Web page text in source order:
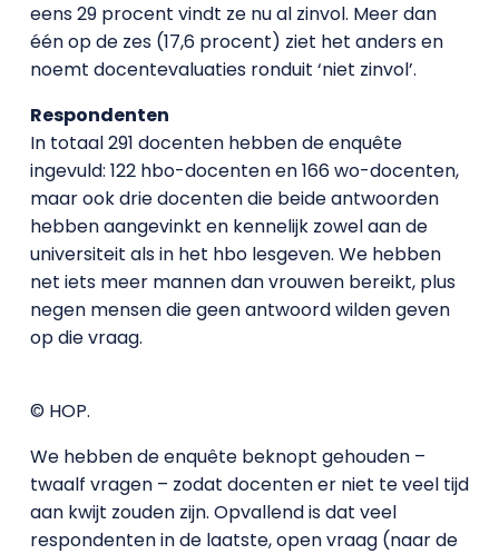
eens 29 procent vindt ze nu al zinvol. Meer dan
één op de zes (17,6 procent) ziet het anders en
noemt docentevaluaties ronduit ‘niet zinvol’.
Respondenten
In totaal 291 docenten hebben de enquête
ingevuld: 122 hbo-docenten en 166 wo-docenten,
maar ook drie docenten die beide antwoorden
hebben aangevinkt en kennelijk zowel aan de
universiteit als in het hbo lesgeven. We hebben
net iets meer mannen dan vrouwen bereikt, plus
negen mensen die geen antwoord wilden geven
op die vraag.
© HOP.
We hebben de enquête beknopt gehouden –
twaalf vragen – zodat docenten er niet te veel tijd
aan kwijt zouden zijn. Opvallend is dat veel
respondenten in de laatste, open vraag (naar de